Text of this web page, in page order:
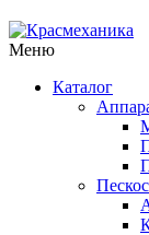
Меню
Каталог